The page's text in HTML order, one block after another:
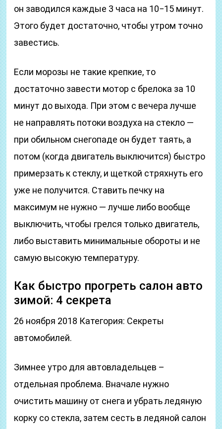
он заводился каждые 3 часа на 10−15 минут.
Этого будет достаточно, чтобы утром точно
завестись.
Если морозы не такие крепкие, то
достаточно завести мотор с брелока за 10
минут до выхода. При этом с вечера лучше
не направлять потоки воздуха на стекло —
при обильном снегопаде он будет таять, а
потом (когда двигатель выключится) быстро
примерзать к стеклу, и щеткой стряхнуть его
уже не получится. Ставить печку на
максимум не нужно — лучше либо вообще
выключить, чтобы грелся только двигатель,
либо выставить минимальные обороты и не
самую высокую температуру.
Как быстро прогреть салон авто
зимой: 4 секрета
26 ноября 2018 Категория: Секреты
автомобилей.
Зимнее утро для автовладельцев –
отдельная проблема. Вначале нужно
очистить машину от снега и убрать ледяную
корку со стекла, затем сесть в ледяной салон